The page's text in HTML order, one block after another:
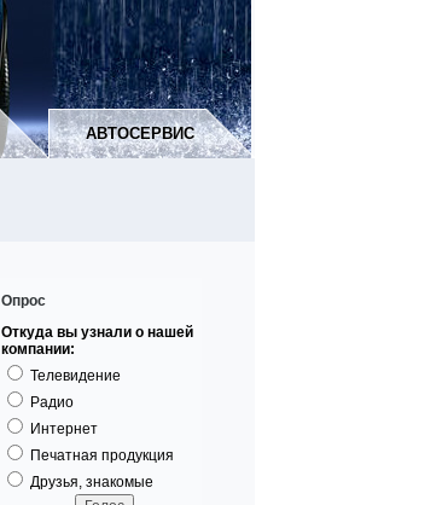
АВТОСЕРВИС
Опрос
Откуда вы узнали о нашей
компании:
Телевидение
Радио
Интернет
Печатная продукция
Друзья, знакомые